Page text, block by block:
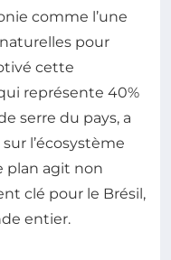
comme l’une
pour
cette
représente 40%
serre du pays, a
l’écosystème
plan agit non
clé pour le Brésil,
entier.